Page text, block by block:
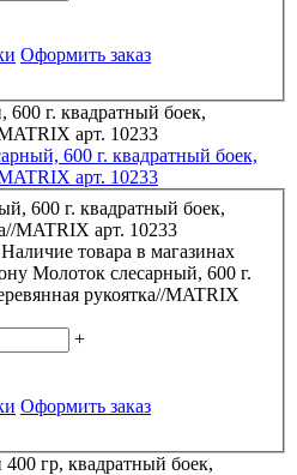
Оформить заказ
600 г. квадратный боек,
арт. 10233
Наличие товара в магазинах
Молоток слесарный, 600 г.
рукоятка//MATRIX
+
Оформить заказ